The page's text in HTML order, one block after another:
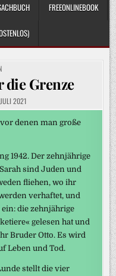
FREEONLINEBOOK
die Grenze
2021
denen man große
1942. Der zehnjährige
sind Juden und
fliehen, wo ihr
verhaftet, und
die zehnjährige
gelesen hat und
Bruder Otto. Es wird
Leben und Tod.
stellt die vier